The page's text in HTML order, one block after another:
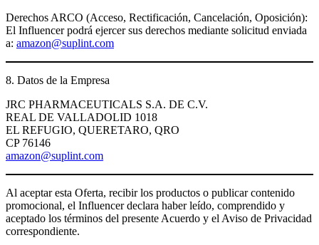
Derechos ARCO (Acceso, Rectificación, Cancelación, Oposición):
El Influencer podrá ejercer sus derechos mediante solicitud enviada
a: amazon@suplint.com
8. Datos de la Empresa
JRC PHARMACEUTICALS S.A. DE C.V.
REAL DE VALLADOLID 1018
EL REFUGIO, QUERETARO, QRO
CP 76146
amazon@suplint.com
Al aceptar esta Oferta, recibir los productos o publicar contenido
promocional, el Influencer declara haber leído, comprendido y
aceptado los términos del presente Acuerdo y el Aviso de Privacidad
correspondiente.